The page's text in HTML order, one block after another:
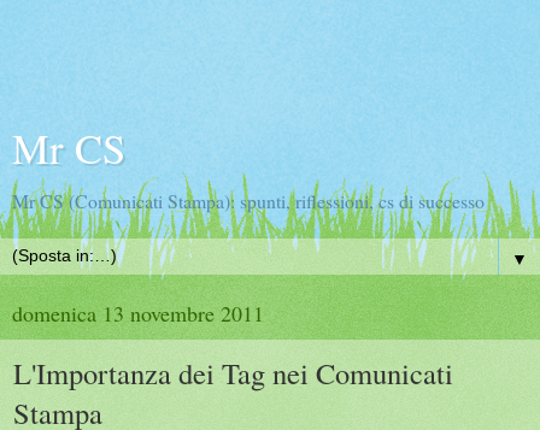
Mr CS
Mr CS (Comunicati Stampa): spunti, riflessioni, cs di successo
▼
domenica 13 novembre 2011
L'Importanza dei Tag nei Comunicati
Stampa